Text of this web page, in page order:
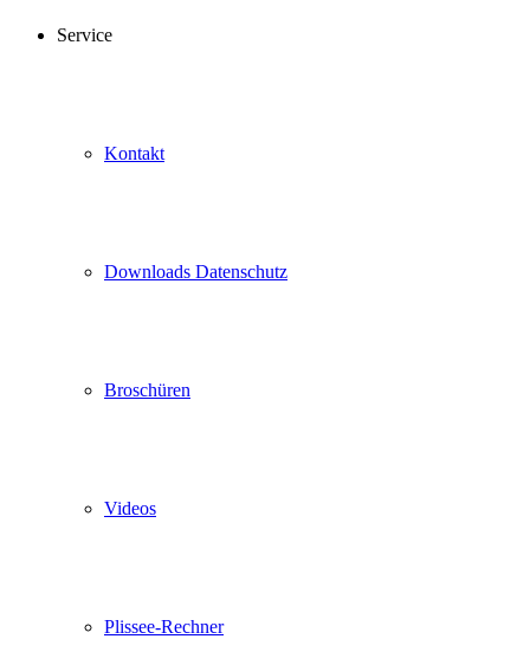
Service
Kontakt
Downloads Datenschutz
Broschüren
Videos
Plissee-Rechner